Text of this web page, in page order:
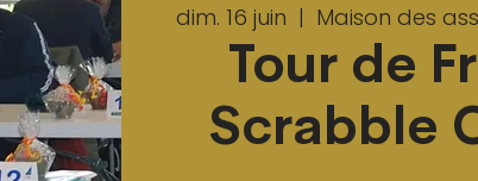
dim. 16 juin
  |
Maison des
Tour de
Scrabble